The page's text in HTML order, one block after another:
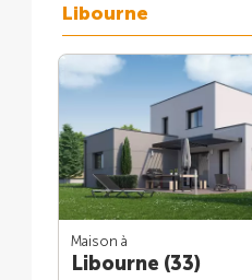
Libourne
Maison à
Libourne (33)